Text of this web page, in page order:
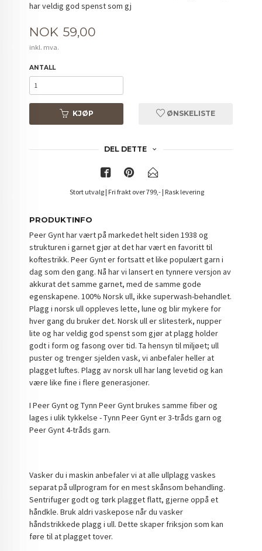
har veldig god spenst som gj
Pris
NOK 59,00
inkl. mva.
ANTALL
KJØP ØNSKELISTE
DEL DETTE
Stort utvalg | Fri frakt over 799,- | Rask levering
PRODUKTINFO
Peer Gynt har vært på markedet helt siden 1938 og
strukturen i garnet gjør at det har vært en favoritt til
koftestrikk. Peer Gynt er fortsatt et like populært garn i
dag som den gang. Nå har vi lansert en tynnere versjon av
akkurat det samme garnet, med de samme gode
egenskapene. 100% Norsk ull, ikke superwash-behandlet.
Plagg i norsk ull oppleves lette, lune og blir mykere for
hver gang du bruker det. Norsk ull er slitesterk, nupper
lite og har veldig god spenst som gjør at plagg holder
godt i form og fasong over tid. Ta hensyn til miljøet; ull
puster og trenger sjelden vask, vi anbefaler heller at
plagget luftes. Plagg av norsk ull har lang levetid og kan
være like fine i flere generasjoner.
I Peer Gynt og Tynn Peer Gynt brukes samme fiber og
lages i ulik tykkelse - Tynn Peer Gynt er 3-tråds garn og
Peer Gynt 4-tråds garn.
Vasker du i maskin anbefaler vi at alle ullplagg vaskes
separat på ullprogram for en mest skånsom behandling.
Sentrifuger godt og tørk plagget flatt, gjerne oppå et
håndkle. Bruk aldri vaskepose når du vasker
håndstrikkede plagg i ull. Dette skaper friksjon som kan
føre til at plagget tover.